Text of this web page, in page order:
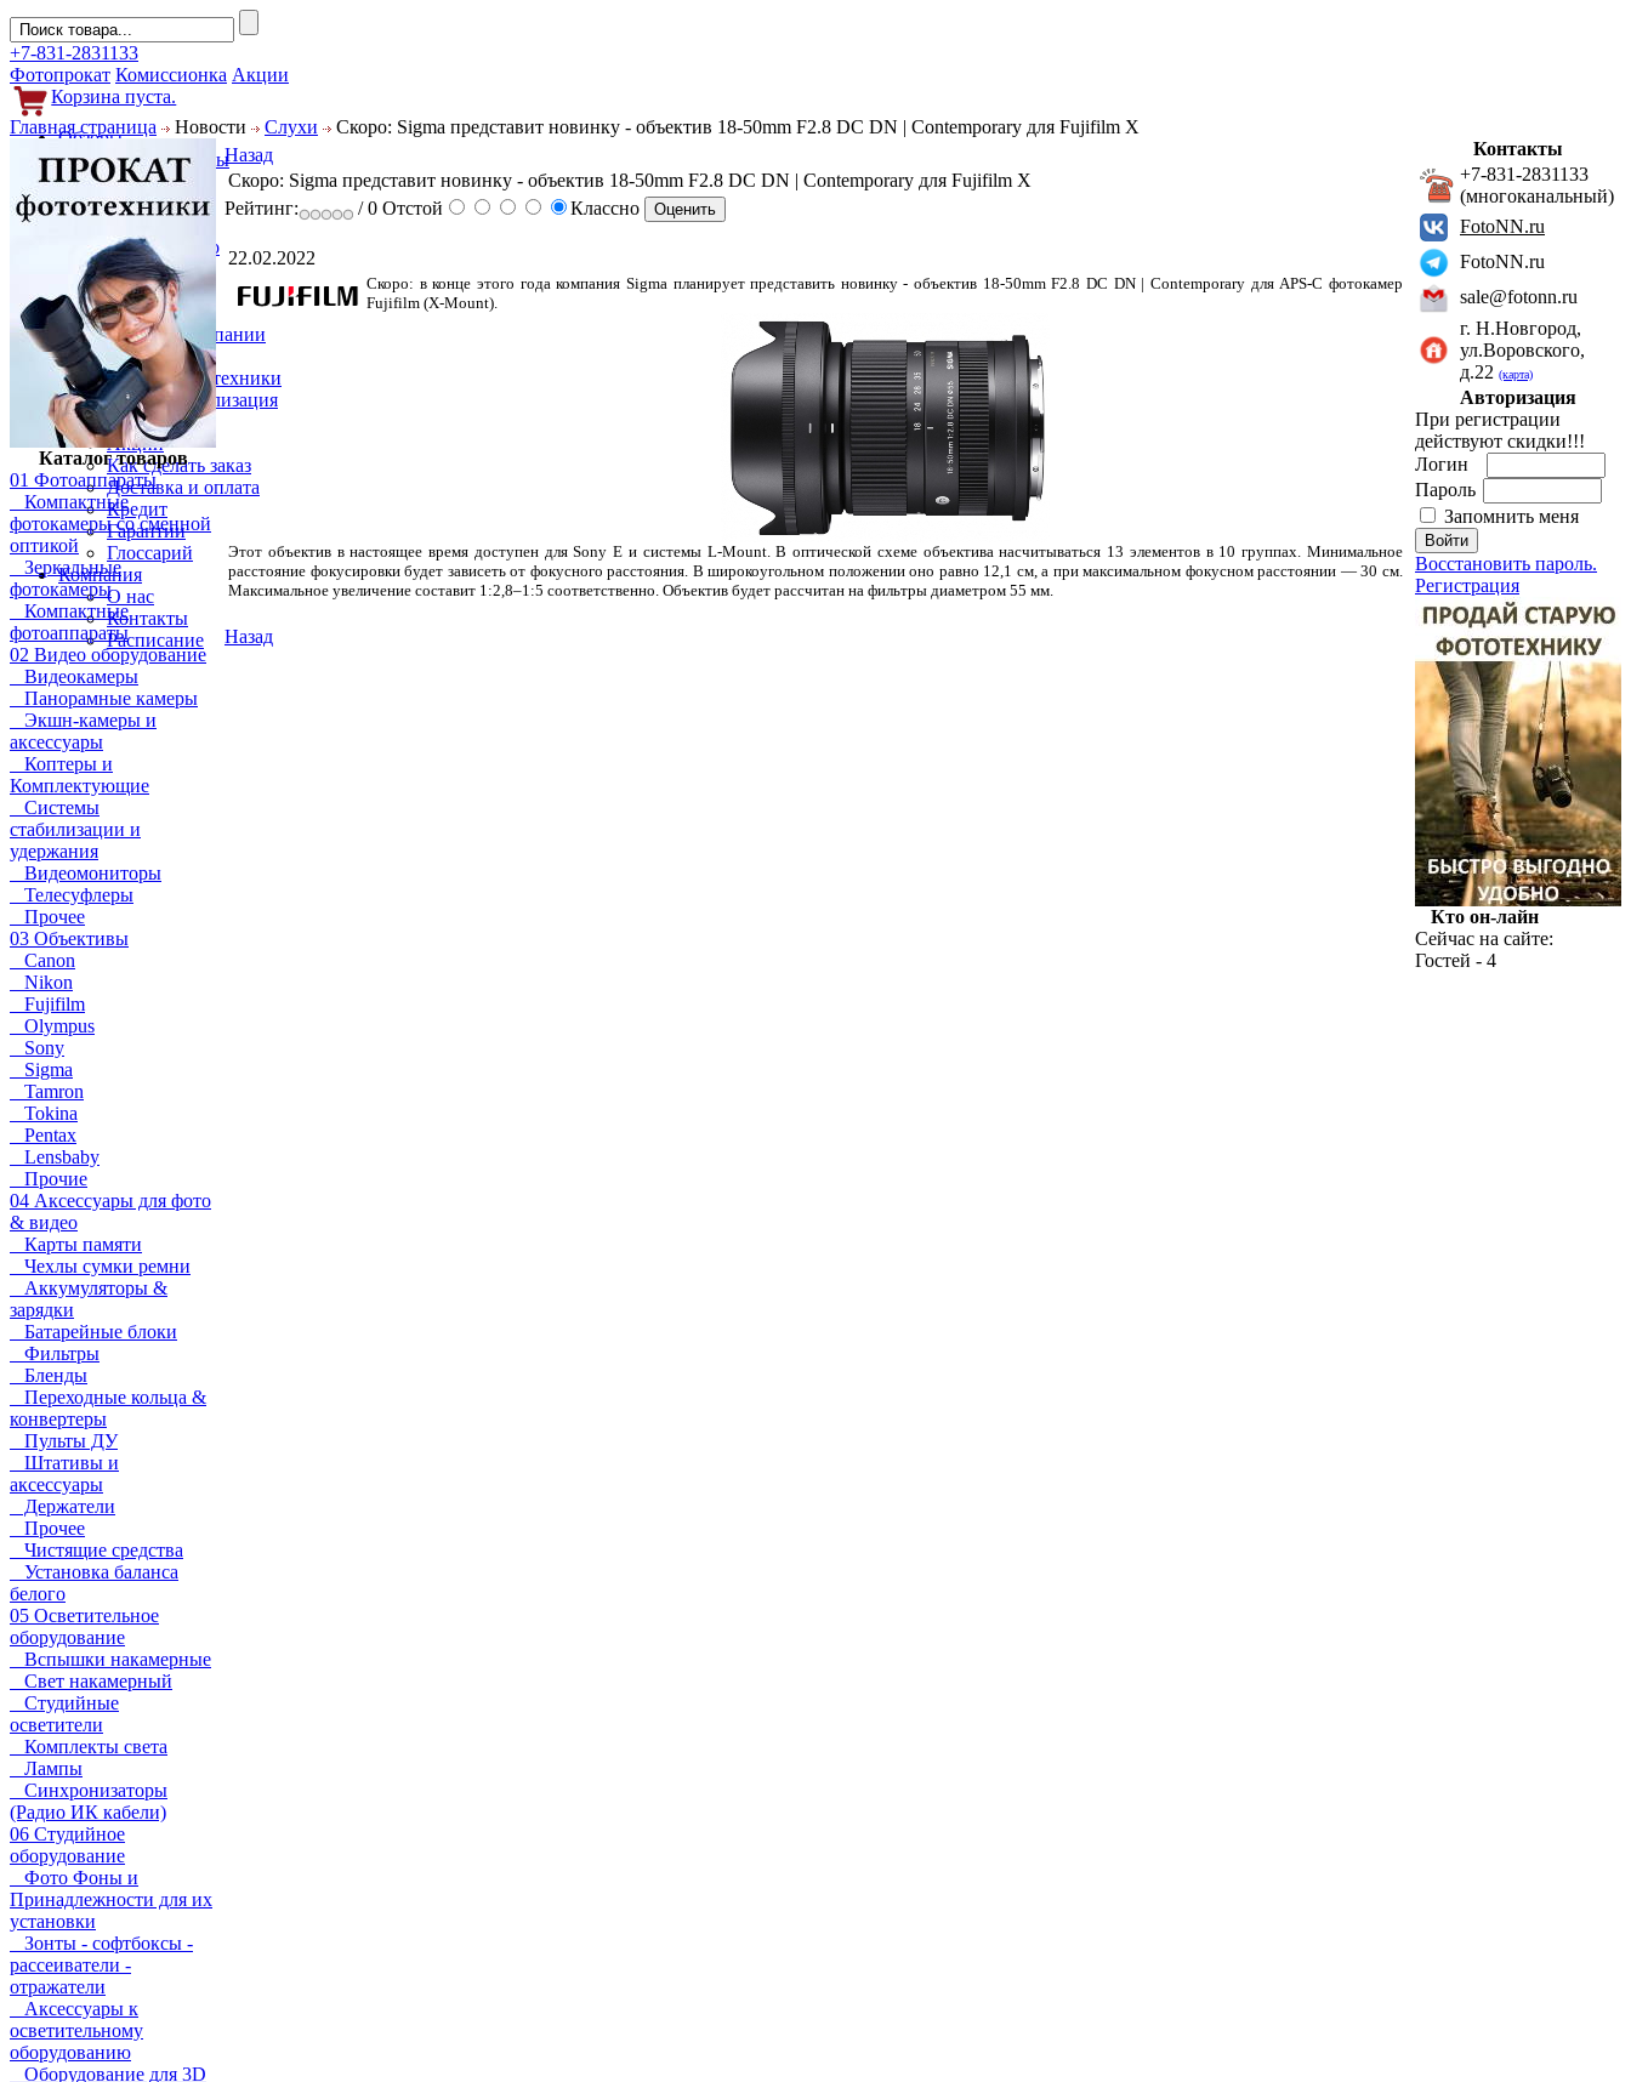
+7-831-2831133
Фотопрокат Комиссионка Акции
Корзина пуста.
Обзоры
Фотоаппараты
Объективы
Фильтры
Фото и видео
Гаджеты
Аксессуары
Слухи
Новости компании
Услуги
Прокат фототехники
Выкуп и реализация
Покупателям
Акции
Как сделать заказ
Доставка и оплата
Кредит
Гарантии
Глоссарий
Компания
О нас
Контакты
Расписание
Главная страница Новости Слухи Скоро: Sigma представит новинку - объектив 18-50mm F2.8 DC DN | Contemporary для Fujifilm X
Каталог товаров
01 Фотоаппараты
Компактные
фотокамеры со сменной
оптикой
Зеркальные
фотокамеры
Компактные
фотоаппараты
02 Видео оборудование
Видеокамеры
Панорамные камеры
Экшн-камеры и
аксессуары
Коптеры и
Комплектующие
Системы
стабилизации и
удержания
Видеомониторы
Телесуфлеры
Прочее
03 Объективы
Canon
Nikon
Fujifilm
Olympus
Sony
Sigma
Tamron
Tokina
Pentax
Lensbaby
Прочие
04 Аксессуары для фото
& видео
Карты памяти
Чехлы сумки ремни
Аккумуляторы &
зарядки
Батарейные блоки
Фильтры
Бленды
Переходные кольца &
конвертеры
Пульты ДУ
Штативы и
аксессуары
Держатели
Прочее
Чистящие средства
Установка баланса
белого
05 Осветительное
оборудование
Вспышки накамерные
Свет накамерный
Студийные
осветители
Комплекты света
Лампы
Синхронизаторы
(Радио ИК кабели)
06 Студийное
оборудование
Фото Фоны и
Принадлежности для их
установки
Зонты - софтбоксы -
рассеиватели -
отражатели
Аксессуары к
осветительному
оборудованию
Оборудование для 3D
Назад
Скоро: Sigma представит новинку - объектив 18-50mm F2.8 DC DN | Contemporary для Fujifilm X
Рейтинг:
/ 0 Отстой Классно
22.02.2022
Скоро: в конце этого года компания Sigma планирует представить новинку - объектив 18-50mm F2.8 DC DN | Contemporary для APS-C фотокамер
Fujifilm (X-Mount).
Этот объектив в настоящее время доступен для Sony E и системы L-Mount. В оптической схеме объектива насчитываться 13 элементов в 10 группах. Минимальное
расстояние фокусировки будет зависеть от фокусного расстояния. В широкоугольном положении оно равно 12,1 см, а при максимальном фокусном расстоянии — 30 см.
Максимальное увеличение составит 1:2,8–1:5 соответственно. Объектив будет рассчитан на фильтры диаметром 55 мм.
Назад
Контакты
+7-831-2831133
(многоканальный)
FotoNN.ru
FotoNN.ru
sale@fotonn.ru
г. Н.Новгород,
ул.Воровского,
д.22 (карта)
Авторизация
При регистрации
действуют скидки!!!
Логин
Пароль
Запомнить меня
Восстановить пароль.
Регистрация
Кто он-лайн
Сейчас на сайте:
Гостей - 4